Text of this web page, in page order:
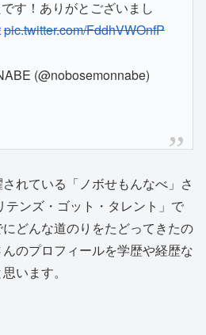
す！ありがとございまし
pic.twitter.com/FddhVWOnfP
(@nobosemonnabe)
れている「ノボせもんなべ」さ
テンズ・ゴット・タレント」で
どんな道のりをたどってきたの
のプロフィールを学歴や経歴な
います。